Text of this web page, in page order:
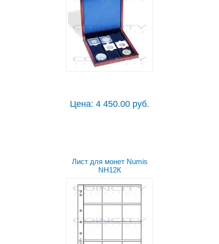
Цена: 4 450.00 руб.
Лист для монет Numis
NH12К